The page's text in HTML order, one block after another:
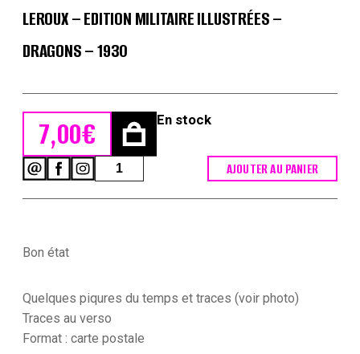
LEROUX – EDITION MILITAIRE ILLUSTRÉES –
DRAGONS – 1930
7,00€ En stock
quantité
de
-
Edition
Militaire
Illustrées
AJOUTER AU PANIER
Bon état
Quelques piqures du temps et traces (voir photo)
Traces au verso
Format : carte postale